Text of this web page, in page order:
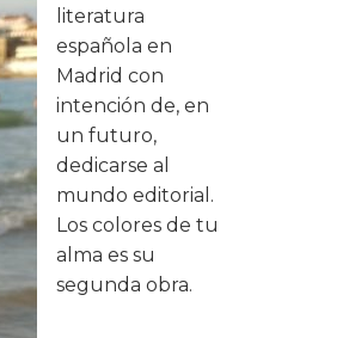
literatura
española en
Madrid con
intención de, en
un futuro,
dedicarse al
mundo editorial.
Los colores de tu
alma es su
segunda obra.